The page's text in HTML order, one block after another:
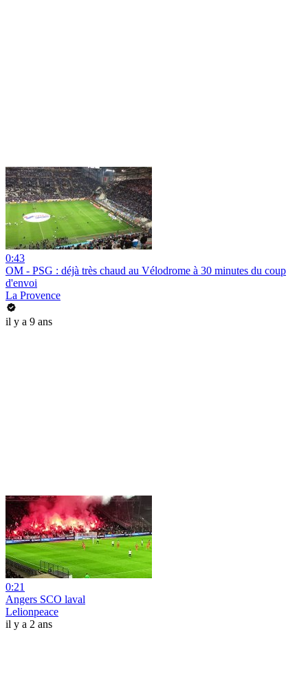
0:43
OM - PSG : déjà très chaud au Vélodrome à 30 minutes du coup
d'envoi
La Provence
il y a 9 ans
0:21
Angers SCO laval
Lelionpeace
il y a 2 ans